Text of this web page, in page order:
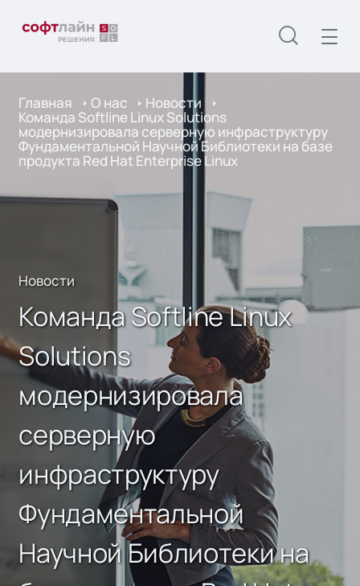
Главная О нас Новости
Команда Softline Linux Solutions
модернизировала серверную инфраструктуру
Фундаментальной Научной Библиотеки на базе
продукта Red Hat Enterprise Linux
Новости
Команда Softline Linux
Solutions
модернизировала
серверную
инфраструктуру
Фундаментальной
Научной Библиотеки на